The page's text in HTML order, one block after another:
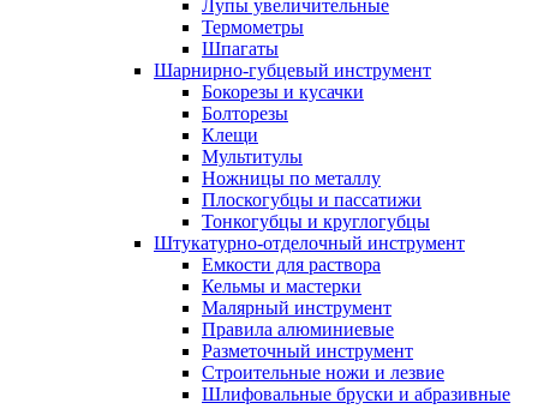
Лупы увеличительные
Термометры
Шпагаты
Шарнирно-губцевый инструмент
Бокорезы и кусачки
Болторезы
Клещи
Мультитулы
Ножницы по металлу
Плоскогубцы и пассатижи
Тонкогубцы и круглогубцы
Штукатурно-отделочный инструмент
Емкости для раствора
Кельмы и мастерки
Малярный инструмент
Правила алюминиевые
Разметочный инструмент
Строительные ножи и лезвие
Шлифовальные бруски и абразивные